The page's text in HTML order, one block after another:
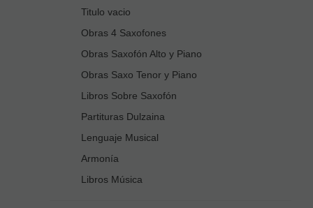
Titulo vacio
Obras 4 Saxofones
Obras Saxofón Alto y Piano
Obras Saxo Tenor y Piano
Libros Sobre Saxofón
Partituras Dulzaina
Lenguaje Musical
Armonía
Libros Música